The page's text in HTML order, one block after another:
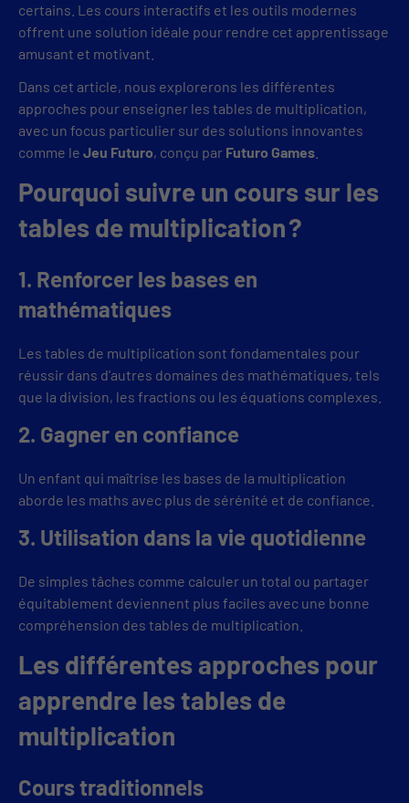
certains. Les cours interactifs et les outils modernes
offrent une solution idéale pour rendre cet apprentissage
amusant et motivant.
Dans cet article, nous explorerons les différentes
approches pour enseigner les tables de multiplication,
avec un focus particulier sur des solutions innovantes
comme le Jeu Futuro, conçu par Futuro Games
Pourquoi suivre un cours sur les
tables de multiplication ?
1. Renforcer les bases en
mathématiques
Les tables de multiplication sont fondamentales pour
réussir dans d’autres domaines des mathématiques, tels
que la division, les fractions ou les équations complexes.
2. Gagner en confiance
Un enfant qui maîtrise les bases de la multiplication
aborde les maths avec plus de sérénité et de confiance.
3. Utilisation dans la vie quotidienne
De simples tâches comme calculer un total ou partager
équitablement deviennent plus faciles avec une bonne
compréhension des tables de multiplication.
Les différentes approches pour
apprendre les tables de
multiplication
Cours traditionnels